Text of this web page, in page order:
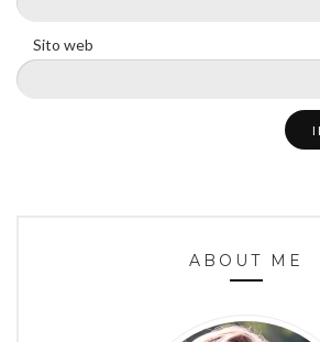
Sito web
ABOUT ME